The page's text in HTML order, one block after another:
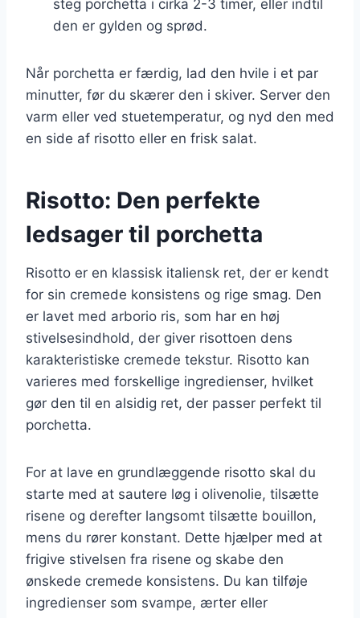
steg porchetta i cirka 2-3 timer, eller indtil
den er gylden og sprød.
Når porchetta er færdig, lad den hvile i et par
minutter, før du skærer den i skiver. Server den
varm eller ved stuetemperatur, og nyd den med
en side af risotto eller en frisk salat.
Risotto: Den perfekte
ledsager til porchetta
Risotto er en klassisk italiensk ret, der er kendt
for sin cremede konsistens og rige smag. Den
er lavet med arborio ris, som har en høj
stivelsesindhold, der giver risottoen dens
karakteristiske cremede tekstur. Risotto kan
varieres med forskellige ingredienser, hvilket
gør den til en alsidig ret, der passer perfekt til
porchetta.
For at lave en grundlæggende risotto skal du
starte med at sautere løg i olivenolie, tilsætte
risene og derefter langsomt tilsætte bouillon,
mens du rører konstant. Dette hjælper med at
frigive stivelsen fra risene og skabe den
ønskede cremede konsistens. Du kan tilføje
ingredienser som svampe, ærter eller